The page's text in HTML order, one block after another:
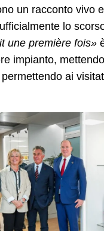
un racconto vivo
lo
une première fois»
impianto,
ai